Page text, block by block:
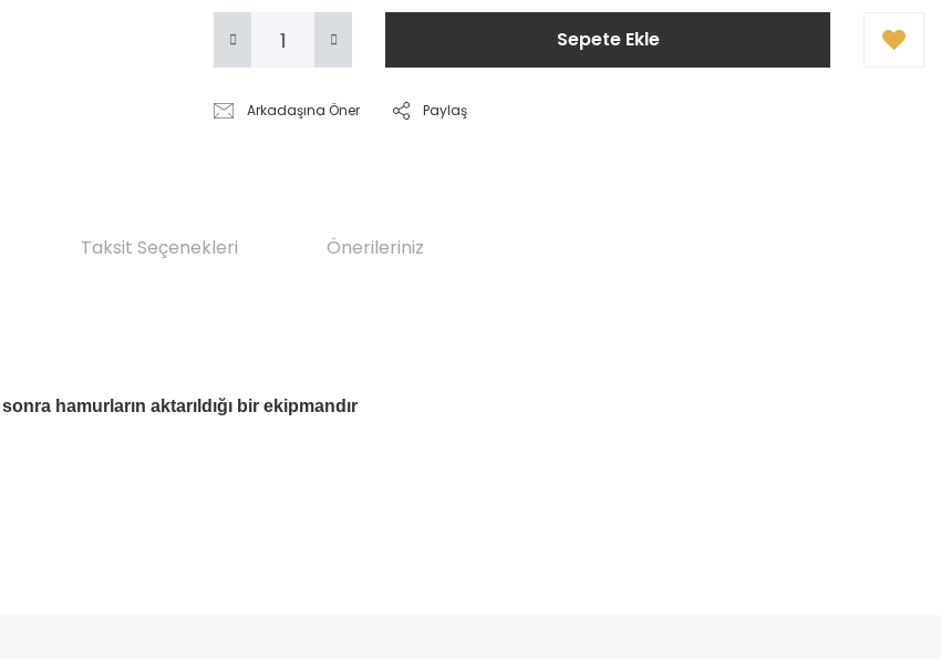
Sepete Ekle
Arkadaşına Öner Paylaş
Taksit Seçenekleri Önerileriniz
hamurların aktarıldığı bir ekipmandır